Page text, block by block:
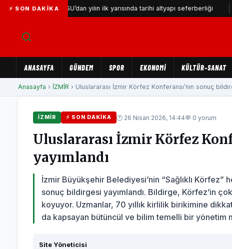
⚡ SON DAKIKA
İZSU’dan yılın ilk yarısında tarihi altyapı seferberliği
ANASAYFA GÜNDEM SPOR EKONOMİ KÜLTÜR-SANAT
Anasayfa › İZMİR › Uluslararası İzmir Körfez Konferansı’nın sonuç
İZMİR ⚡ SON DAKIKA 🕐 26 Nisan 2026, 14:44💬 0 yorum
Uluslararası İzmir Körfez
yayımlandı
İzmir Büyükşehir Belediyesi’nin “Sağlıklı Körfez”
sonuç bildirgesi yayımlandı. Bildirge, Körfez’in
koyuyor. Uzmanlar, 70 yıllık kirlilik birikimine
da kapsayan bütüncül ve bilim temelli bir yönetim
Site Yöneticisi